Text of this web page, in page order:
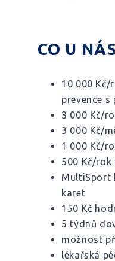
CO U
10 000 Kč/
prevence
3 000 Kč/
3 000 Kč/
1 000 Kč/
500 Kč/rok
MultiSport
karet
150 Kč
5 týdnů
možnost
lékařská